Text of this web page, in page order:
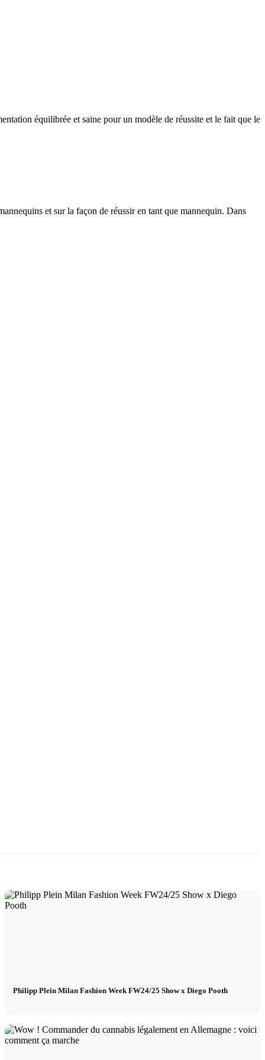
équilibrée et saine pour un modèle de réussite et le fait que le
et sur la façon de réussir en tant que mannequin. Dans
Philipp Plein Milan Fashion Week FW24/25 Show x Diego Pooth